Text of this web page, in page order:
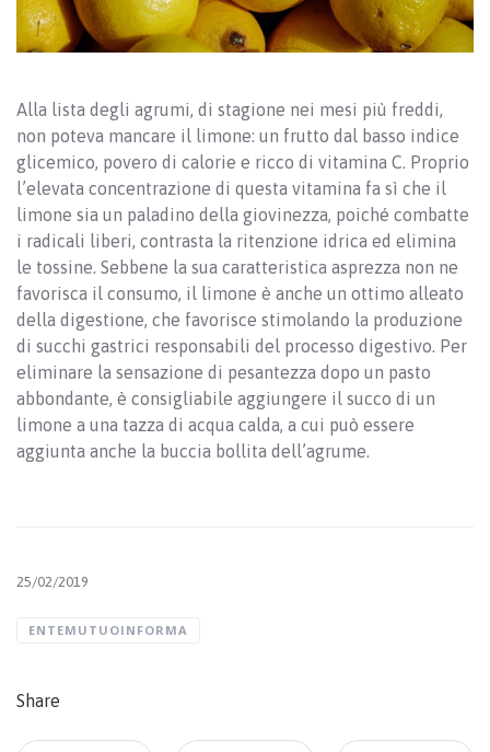
Alla lista degli agrumi, di stagione nei mesi più freddi,
non poteva mancare il limone: un frutto dal basso indice
glicemico, povero di calorie e ricco di vitamina C. Proprio
l’elevata concentrazione di questa vitamina fa sì che il
limone sia un paladino della giovinezza, poiché combatte
i radicali liberi, contrasta la ritenzione idrica ed elimina
le tossine. Sebbene la sua caratteristica asprezza non ne
favorisca il consumo, il limone è anche un ottimo alleato
della digestione, che favorisce stimolando la produzione
di succhi gastrici responsabili del processo digestivo. Per
eliminare la sensazione di pesantezza dopo un pasto
abbondante, è consigliabile aggiungere il succo di un
limone a una tazza di acqua calda, a cui può essere
aggiunta anche la buccia bollita dell’agrume.
25/02/2019
ENTEMUTUOINFORMA
Share